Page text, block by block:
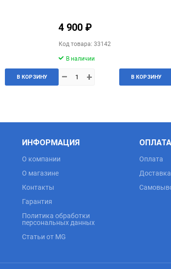
В КОРЗИНУ
4 900 ₽
Код товара: 33142
В наличии
– + В КОРЗИНУ
ИНФОРМАЦИЯ
О компании
О магазине
Контакты
Гарантия
Политика обработки
персональных данных
Статьи от MG
Оплата
Доставка